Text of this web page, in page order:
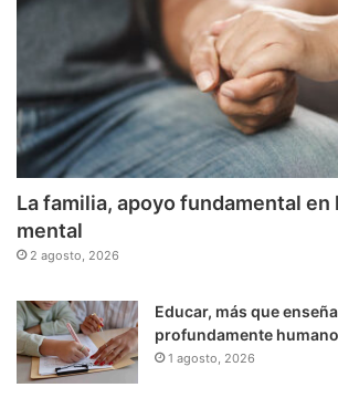
La familia, apoyo fundamental en
mental
2 agosto, 2026
Educar, más que
profundamente
1 agosto, 2026